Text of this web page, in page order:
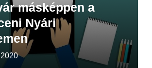
másképpen a
Nyári